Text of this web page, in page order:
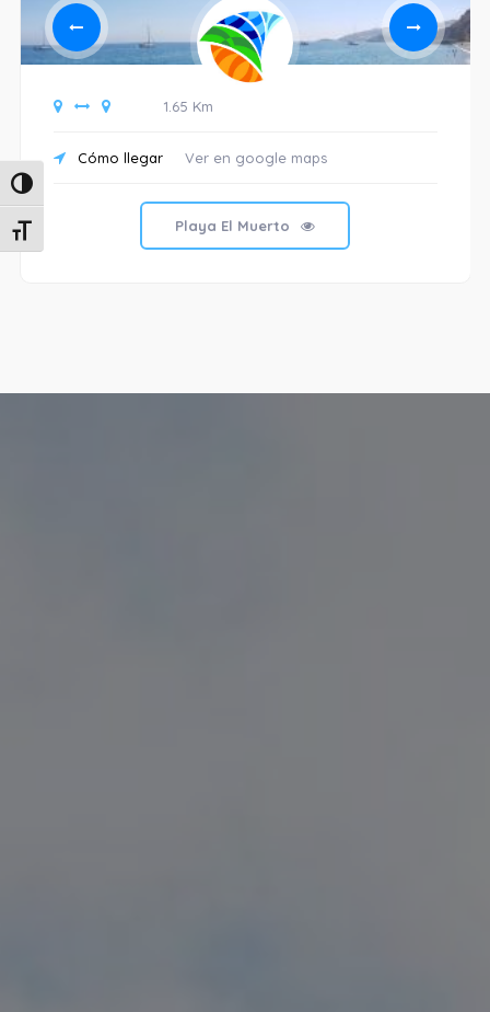
Alternar alto contraste
Alternar tamaño de letra
1.65 Km
Cómo llegar Ver en google maps
Playa El Muerto